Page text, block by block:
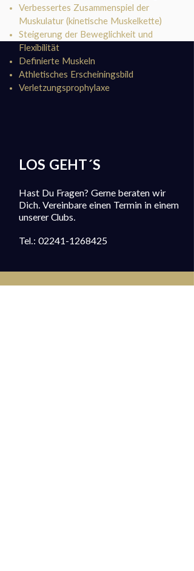
Verbessertes Zusammenspiel der
Muskulatur (kinetische Muskelkette)
Steigerung der Beweglichkeit und
Flexibilität
Definierte Muskeln
Athletisches Erscheiningsbild
Verletzungsprophylaxe
LOS GEHT´S
Hast Du Fragen? Gerne beraten wir
Dich. Vereinbare einen Termin in einem
unserer Clubs.
Tel.: 02241-1268425